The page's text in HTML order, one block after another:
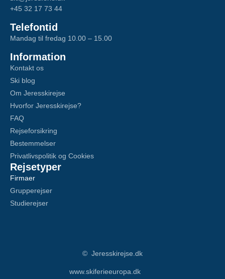
+45 32 17 73 44
Telefontid
Mandag til fredag 10.00 – 15.00
Information
Kontakt os
Ski blog
Om Jeresskirejse
Hvorfor Jeresskirejse?
FAQ
Rejseforsikring
Bestemmelser
Privatlivspolitik og Cookies
Rejsetyper
Firmaer
Grupperejser
Studierejser
© Jeresskirejse.dk
www.skiferieeuropa.dk